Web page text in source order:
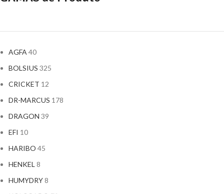
AGFA 40
BOLSIUS 325
CRICKET 12
DR-MARCUS 178
DRAGON 39
EFI 10
HARIBO 45
HENKEL 8
HUMYDRY8